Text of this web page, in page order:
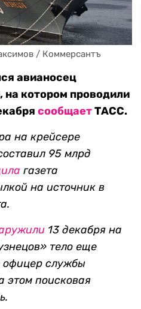
/ Коммерсантъ
авианосец
котором проводили
сообщаетТАСС.
на крейсере
95 млрд
газета
на источник в
13 декабря на
тело еще
офицер службы
этом поисковая